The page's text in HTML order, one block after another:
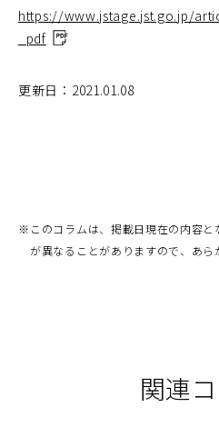
https://www.jstage.jst.go.jp/
_pdf （別
ィ
更新日：2021.01.08
※ このコラムは、掲載日現在の内容
が異なることがありますので、あら
関連